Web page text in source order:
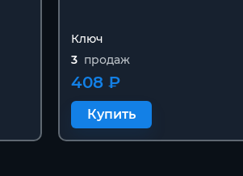
Ключ
3 продаж
408 ₽
Купить